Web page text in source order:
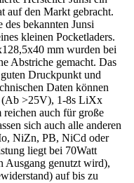
auf den Markt gebracht.
bekannten Junsi
kleinen Pocketladers.
mm wurden bei
Abstriche gemacht. Das
Druckpunkt und
Daten können
(Ab >25V), 1-8s LiXx
auch für große
sich auch alle anderen
NiZn, PB, NiCd oder
liegt bei 70Watt
Ausgang genutzt wird),
auf bis zu